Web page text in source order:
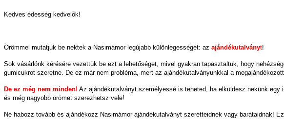
Kedves édesség kedvelők!
Örömmel mutatjuk be nektek a Nasimámor legújabb különlegességét: az ajándékutalványt!
Sok vásárlónk kérésére vezettük be ezt a lehetőséget, mivel gyakran tapasztaltuk, hogy
gumicukrot szeretne. De ez már nem probléma, mert az ajándékutalványunkkal a
De ez még nem minden! Az ajándékutalványt személyessé is teheted, ha elküldesz nekünk
és még nagyobb örömet szerezhetsz vele!
Ne habozz tovább és ajándékozz Nasimámor ajándékutalványt szeretteidnek vagy barátaidnak!